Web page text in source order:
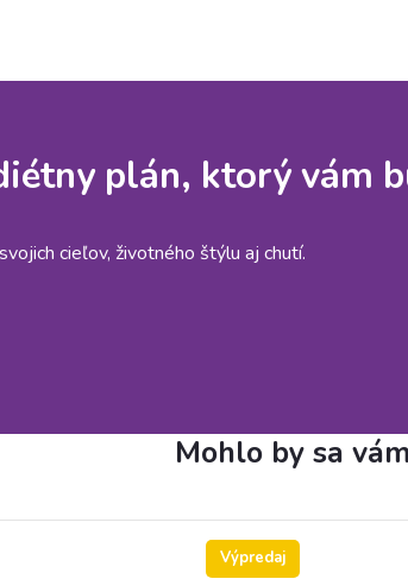
plán, ktorý vám
cieľov, životného štýlu aj chutí.
Výpredaj